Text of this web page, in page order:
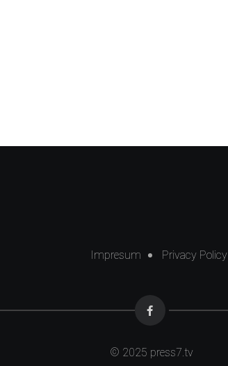
Impresum Privacy Policy
© 2025 press7.tv